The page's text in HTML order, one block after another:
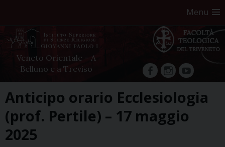
Menu
Veneto Orientale – A
Belluno e a Treviso
facebookInstagram
YouTube
to
content
Anticipo orario Ecclesiologia
(prof. Pertile) – 17 maggio
2025